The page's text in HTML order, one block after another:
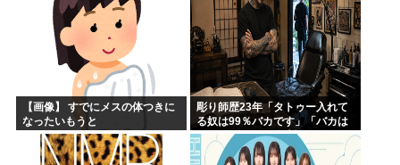
【画像】 すでにメスの体つきに
なったいもうと
彫り師歴23年「タトゥー入れて
る奴は99％バカです」「バカは
5000円が好き」無断キャンセ
ル、挨拶できない、金がない…